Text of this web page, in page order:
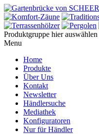
Produktgruppe hier auswählen
Menu
Home
Produkte
Über Uns
Kontakt
Newsletter
Händlersuche
Mediathek
Konfiguratoren
Nur für Händler